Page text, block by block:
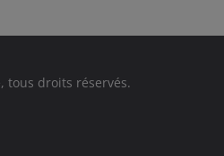
, tous droits réservés.